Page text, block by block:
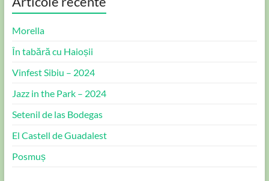
Morella
În tabără cu Haioșii
Vinfest Sibiu – 2024
Jazz in the Park – 2024
Setenil de las Bodegas
El Castell de Guadalest
Posmuș